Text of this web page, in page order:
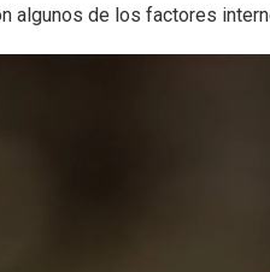
algunos de los factores